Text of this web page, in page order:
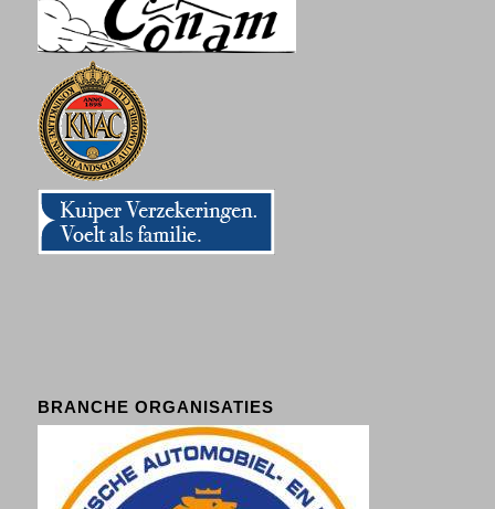
BRANCHE ORGANISATIES